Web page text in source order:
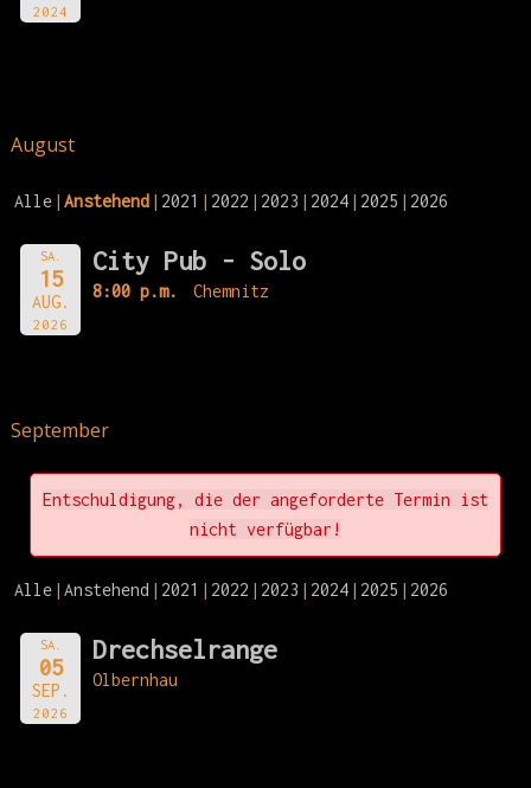
2024
August
Alle Anstehend 2021 2022 2023 2024 2025 2026
SA.
15
AUG.
2026
City Pub - Solo
8:00 p.m. Chemnitz
September
Entschuldigung, die der angeforderte Termin ist
nicht verfügbar!
Alle Anstehend 2021 2022 2023 2024 2025 2026
SA.
05
SEP.
2026
Drechselrange
Olbernhau